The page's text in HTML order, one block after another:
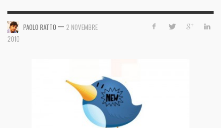
PAOLO RATTO — 2 NOVEMBRE
2010